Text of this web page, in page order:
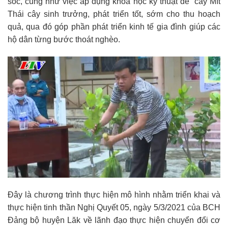
Thái cây sinh trưởng, phát triển tốt, sớm cho thu hoạch
quả, qua đó góp phần phát triển kinh tế gia đình giúp các
hộ dân từng bước thoát nghèo.
Đây là chương trình thực hiện mô hình nhằm triển khai và
thực hiện tinh thần Nghị Quyết 05, ngày 5/3/2021 của BCH
Đảng bộ huyện Lăk về lãnh đạo thực hiện chuyển đổi cơ